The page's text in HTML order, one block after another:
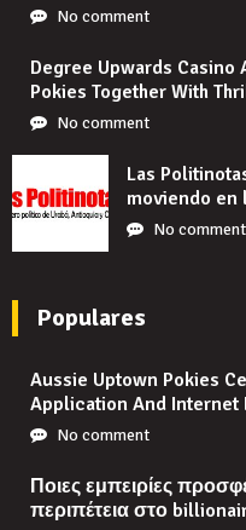
No comment
Degree Upwards Casino
Pokies Together With
No comment
Las
moviendo en
No comment
Populares
Aussie Uptown Pokies
Application And Internet
No comment
Ποιες εμπειρίες
περιπέτεια στο